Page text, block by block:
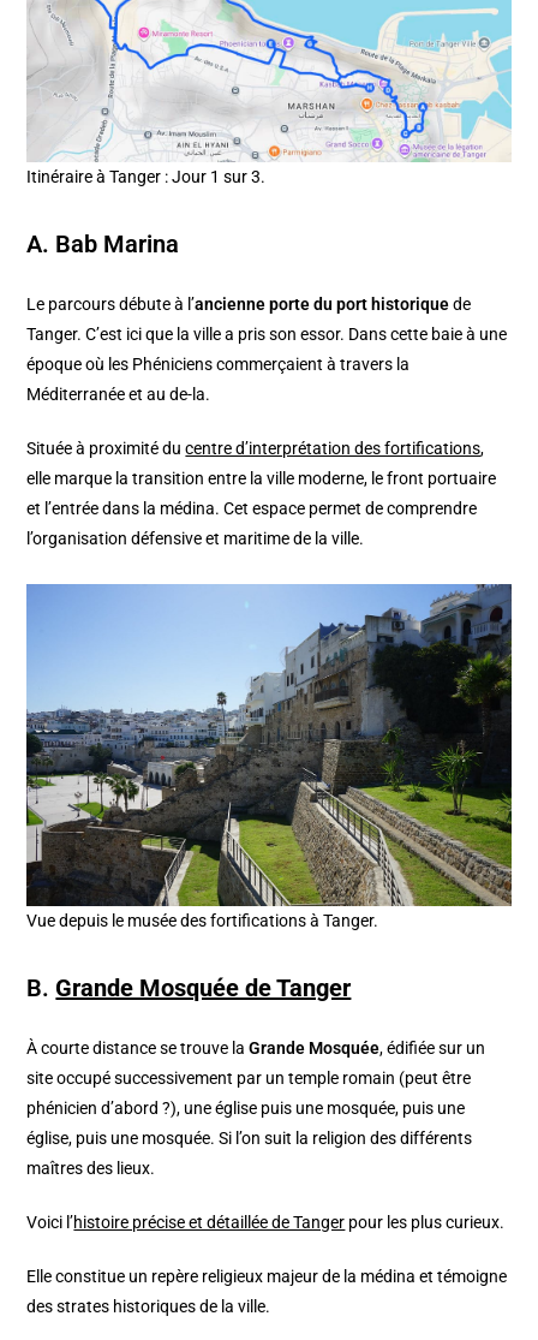
Itinéraire à Tanger : Jour 1 sur 3.
A. Bab Marina
Le parcours débute à l’ancienne porte du port historiquede
Tanger. C’est ici que la ville a pris son essor. Dans cette baie à une
époque où les Phéniciens commerçaient à travers la
Méditerranée et au de-la.
Située à proximité ducentre d’interprétation des fortifications,
elle marque la transition entre la ville moderne, le front portuaire
et l’entrée dans la médina. Cet espace permet de comprendre
l’organisation défensive et maritime de la ville.
Vue depuis le musée des fortifications à Tanger.
B. Grande Mosquée de Tanger
À courte distance se trouve laGrande Mosquée, édifiée sur un
site occupé successivement par un temple romain (peut être
phénicien d’abord ?), une église puis une mosquée, puis une
église, puis une mosquée. Si l’on suit la religion des différents
maîtres des lieux.
Voici l’histoire précise et détaillée de Tanger pour les plus curieux.
Elle constitue un repère religieux majeur de la médina et témoigne
des strates historiques de la ville.